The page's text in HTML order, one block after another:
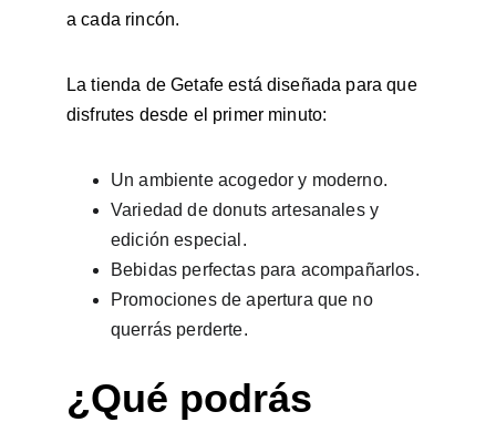
a cada rincón.
La tienda de Getafe está diseñada para que
disfrutes desde el primer minuto:
Un ambiente acogedor y moderno.
Variedad de donuts artesanales y
edición especial.
Bebidas perfectas para acompañarlos.
Promociones de apertura que no
querrás perderte.
¿Qué podrás